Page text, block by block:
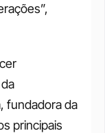
fundadora da
principais